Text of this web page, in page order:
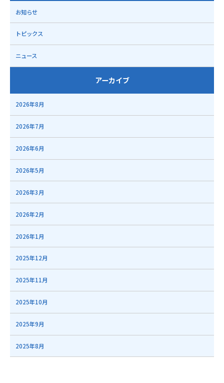
お知らせ
トピックス
ニュース
アーカイブ
2026年8月
2026年7月
2026年6月
2026年5月
2026年3月
2026年2月
2026年1月
2025年12月
2025年11月
2025年10月
2025年9月
2025年8月